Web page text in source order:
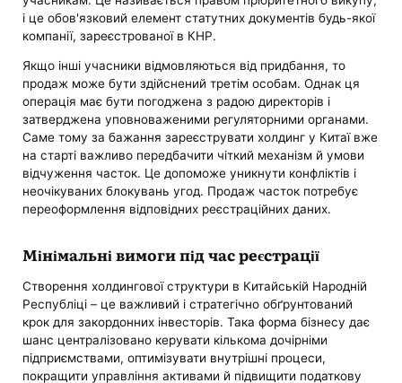
і це обов'язковий елемент статутних документів будь-якої
компанії, зареєстрованої в КНР.
Якщо інші учасники відмовляються від придбання, то
продаж може бути здійснений третім особам. Однак ця
операція має бути погоджена з радою директорів і
затверджена уповноваженими регуляторними органами.
Саме тому за бажання зареєструвати холдинг у Китаї вже
на старті важливо передбачити чіткий механізм й умови
відчуження часток. Це допоможе уникнути конфліктів і
неочікуваних блокувань угод. Продаж часток потребує
переоформлення відповідних реєстраційних даних.
Мінімальні вимоги під час реєстрації
Створення холдингової структури в Китайській Народній
Республіці – це важливий і стратегічно обґрунтований
крок для закордонних інвесторів. Така форма бізнесу дає
шанс централізовано керувати кількома дочірніми
підприємствами, оптимізувати внутрішні процеси,
покращити управління активами й підвищити податкову